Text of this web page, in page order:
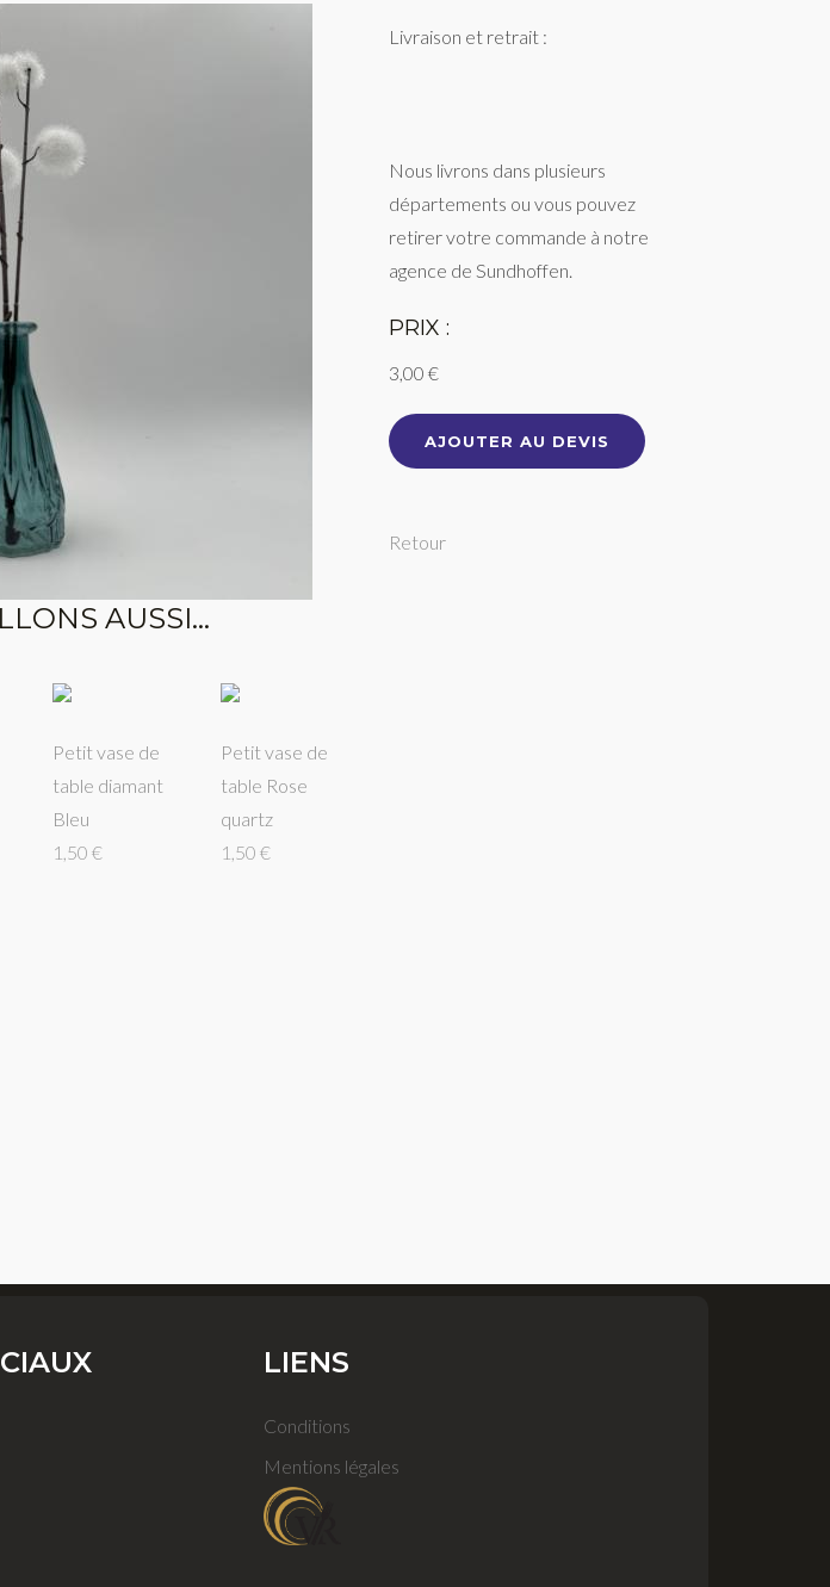
Livraison et retrait :
Nous livrons dans plusieurs
départements ou vous pouvez
retirer votre commande à notre
agence de Sundhoffen.
PRIX :
3,00 €
AJOUTER AU DEVIS
Retour
AUSSI...
Petit vase de
table diamant
Bleu
1,50 €
Petit vase de
table Rose
quartz
1,50 €
LIENS
Conditions
Mentions légales